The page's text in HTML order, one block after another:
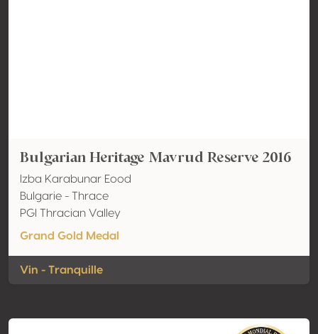
Bulgarian Heritage Mavrud Reserve 2016
Izba Karabunar Eood
Bulgarie - Thrace
PGI Thracian Valley
Grand Gold Medal
Vin - Tranquille